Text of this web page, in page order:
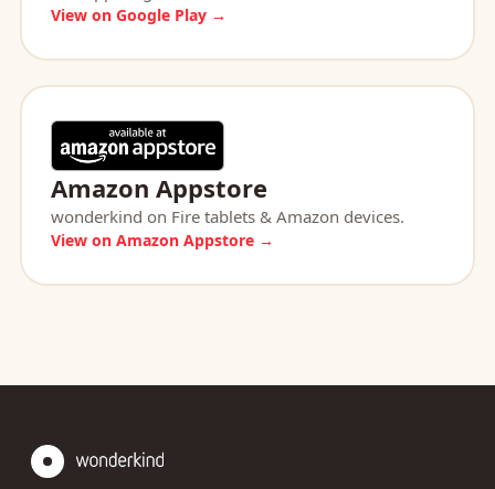
View on Google Play →
Amazon Appstore
wonderkind on Fire tablets & Amazon devices.
View on Amazon Appstore →